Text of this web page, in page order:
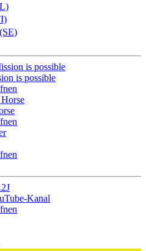
is possible
Kanal